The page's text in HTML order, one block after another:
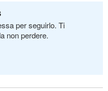
per seguirlo. Ti
non perdere.